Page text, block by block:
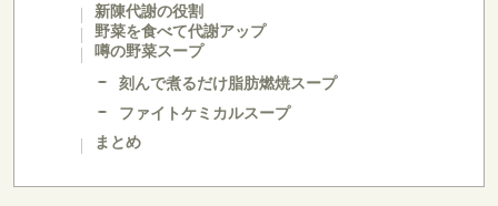
新陳代謝の役割
野菜を食べて代謝アップ
噂の野菜スープ
刻んで煮るだけ脂肪燃焼スープ
ファイトケミカルスープ
まとめ